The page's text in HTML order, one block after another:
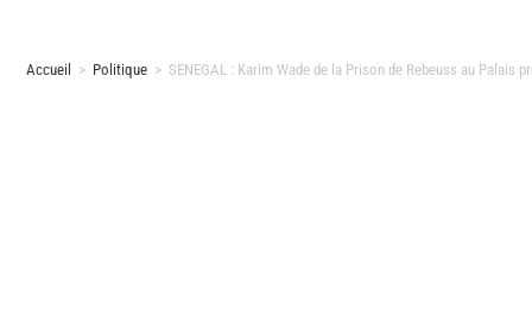
Accueil > Politique > SENEGAL : Karim Wade de la Prison de Rebeuss au Palais